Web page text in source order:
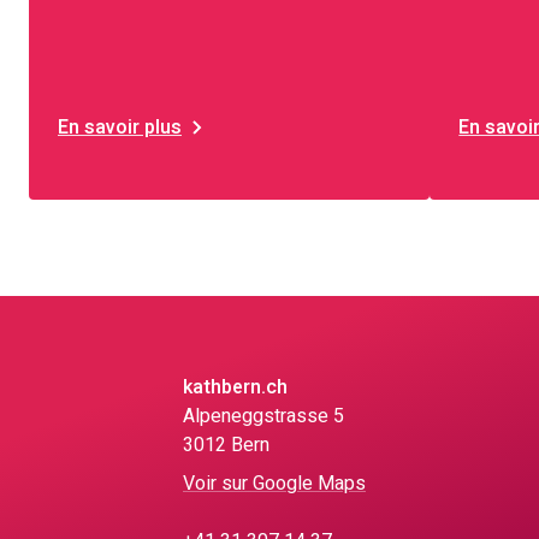
En savoir plus En
kathbern.ch
Alpeneggstrasse 5
3012 Bern
Voir sur Google Maps